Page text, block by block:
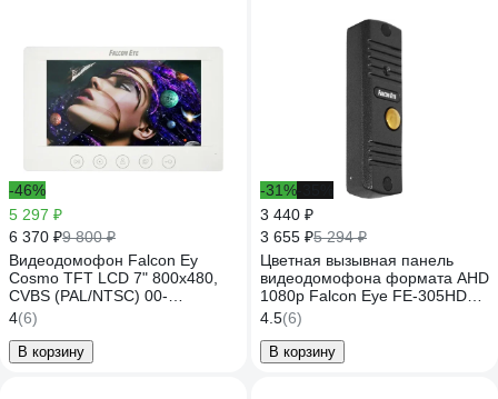
-46%
5 297 ₽
6 370 ₽9 800 ₽
Видеодомофон Falcon Ey
Cosmo TFT LCD 7" 800x480,
CVBS (PAL/NTSC) 00-
00182797
4(6)
В корзину
-31%
3 440 ₽
3 655 ₽5 294 ₽
Цветная вызывная панель
видеодомофона формата AHD
1080p Falcon Eye FE-305HD
графит 00-00182796
4.5(6)
В корзину